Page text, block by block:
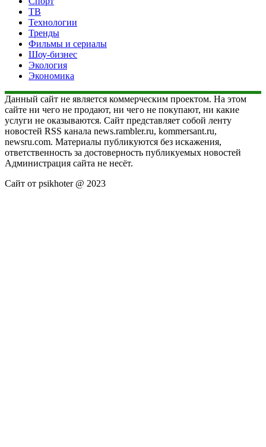
ТВ
Технологии
Тренды
Фильмы и сериалы
Шоу-бизнес
Экология
Экономика
Данный сайт не является коммерческим проектом. На этом
сайте ни чего не продают, ни чего не покупают, ни какие
услуги не оказываются. Сайт представляет собой ленту
новостей RSS канала news.rambler.ru, kommersant.ru,
newsru.com. Материалы публикуются без искажения,
ответственность за достоверность публикуемых новостей
Администрация сайта не несёт.
Сайт от psikhoter @ 2023